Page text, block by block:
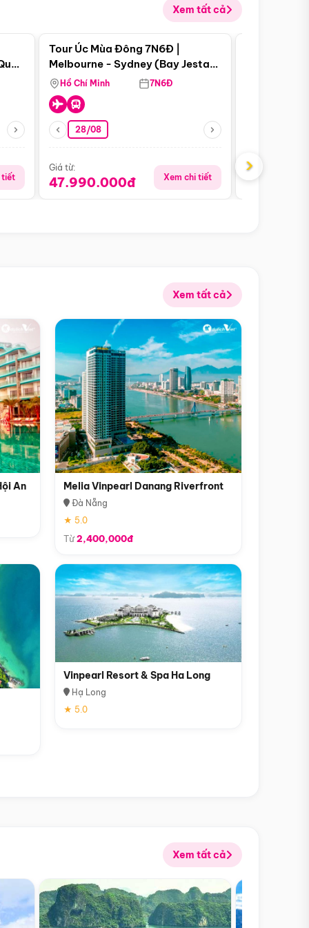
Xem tất cả
tiết
Điểm nổi bật
Tour Úc Mùa Đông 7N6Đ |
Melbourne - Sydney (Bay Jestar
Airways)
Hồ Chí Minh 7N6Đ
28/08
Giá từ:
47.990.000đ Xem chi tiết
Giá từ:
›
Xem tất cả
An Melia Vinpearl Danang Riverfront
Đà Nẵng
★ 5.0
Từ2,400,000đ
Vinpearl Resort & Spa Ha Long
Hạ Long
★ 5.0
Xem tất cả